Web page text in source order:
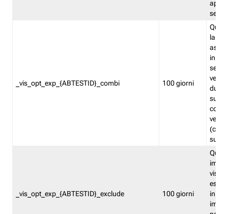
_vis_opt_exp_{ABTESTID}_combi 100 giorni
la
in
_vis_opt_exp_{ABTESTID}_exclude 100 giorni
in